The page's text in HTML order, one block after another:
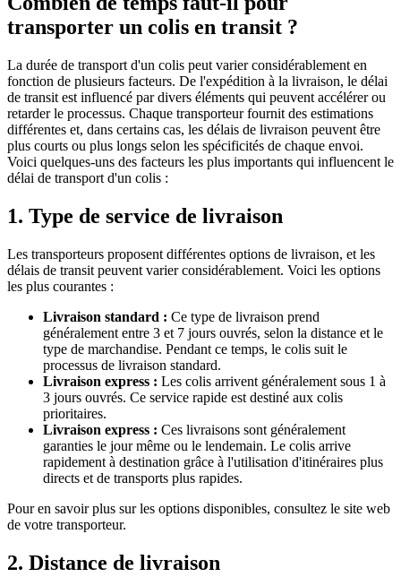
transporter un colis en transit ?
La durée de transport d'un colis peut varier considérablement en
fonction de plusieurs facteurs. De l'expédition à la livraison, le délai
de transit est influencé par divers éléments qui peuvent accélérer ou
retarder le processus. Chaque transporteur fournit des estimations
différentes et, dans certains cas, les délais de livraison peuvent être
plus courts ou plus longs selon les spécificités de chaque envoi.
Voici quelques-uns des facteurs les plus importants qui influencent le
délai de transport d'un colis :
1. Type de service de livraison
Les transporteurs proposent différentes options de livraison, et les
délais de transit peuvent varier considérablement. Voici les options
les plus courantes :
Livraison standard : Ce type de livraison prend
généralement entre 3 et 7 jours ouvrés, selon la distance et le
type de marchandise. Pendant ce temps, le colis suit le
processus de livraison standard.
Livraison express : Les colis arrivent généralement sous 1 à
3 jours ouvrés. Ce service rapide est destiné aux colis
prioritaires.
Livraison express : Ces livraisons sont généralement
garanties le jour même ou le lendemain. Le colis arrive
rapidement à destination grâce à l'utilisation d'itinéraires plus
directs et de transports plus rapides.
Pour en savoir plus sur les options disponibles, consultez le site web
de votre transporteur.
2. Distance de livraison